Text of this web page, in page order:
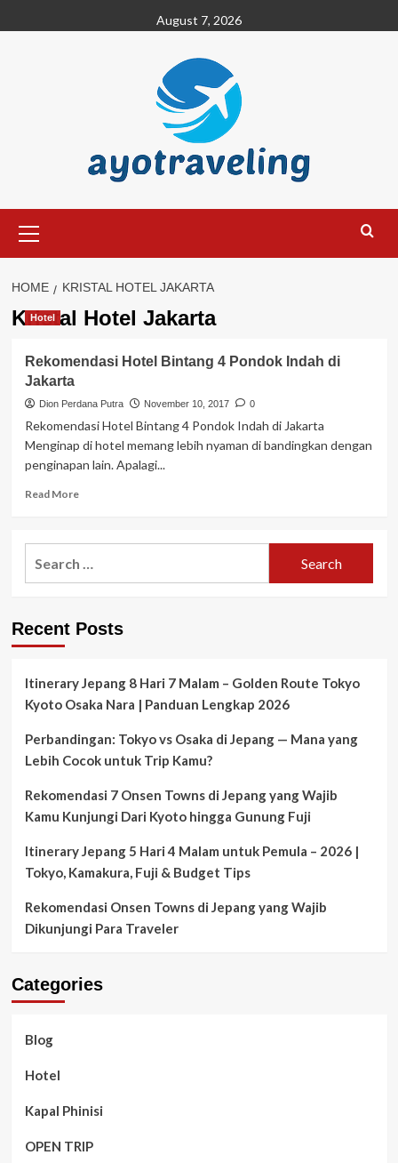
to
August 7, 2026
Menu
HOME KRISTAL HOTEL JAKARTA
Kristal Hotel Jakarta
Hotel
Rekomendasi Hotel Bintang 4 Pondok Indah di
Jakarta
Dion Perdana Putra November 10, 2017 0
Rekomendasi Hotel Bintang 4 Pondok Indah di Jakarta
Menginap di hotel memang lebih nyaman di bandingkan dengan
penginapan lain. Apalagi...
Read MoreRead
Rekomendasi
Hotel
Indah
Recent Posts
Itinerary Jepang 8 Hari 7 Malam – Golden Route Tokyo
Kyoto Osaka Nara | Panduan Lengkap 2026
Perbandingan: Tokyo vs Osaka di Jepang — Mana yang
Lebih Cocok untuk Trip Kamu?
Rekomendasi 7 Onsen Towns di Jepang yang Wajib
Kamu Kunjungi Dari Kyoto hingga Gunung Fuji
Itinerary Jepang 5 Hari 4 Malam untuk Pemula – 2026 |
Tokyo, Kamakura, Fuji & Budget Tips
Rekomendasi Onsen Towns di Jepang yang Wajib
Dikunjungi Para Traveler
Categories
Blog
Hotel
Kapal Phinisi
OPEN TRIP